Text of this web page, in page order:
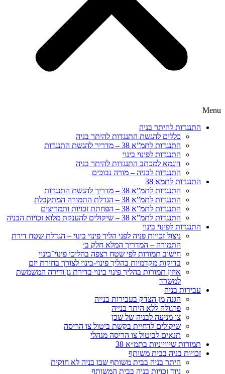
Menu
התנגדות להיתר בניה
כללים להגשת התנגדות להיתר בניה
התנגדות לתמ”א 38 – מדריך להגשת התנגדות
התנגדות לפינוי בינוי
דוגמא למכתב התנגדות להיתר בניה
התנגדות לבניה – מורה נבוכים
התנגדות לתמא 38
התנגדות לתמ”א 38 – מדריך להגשת התנגדות
התנגדות לתמ”א 38 – הגדלת התמורה המתקבלת
התנגדות לתמ”א 38 – הפחתת זכויות ותמריצים
התנגדות לתמ”א 38 – שיקולים להענקת מלוא זכויות הבניה
התנגדות לפינוי בינוי
ניצול זכויות פניה לפני הליך פינוי בינוי – הגדלת שטח דירת
התמורה – המדריך המלא חלק ב׳
חישוב תמורות לפי שטח רצפה בהליכי פינוי־בינוי
בדיקות מקדמיות בהליך פינוי-בינוי לצורך בחירת יזם
איזון תמורות בהליך פינוי בינוי בדירת גן ודירה המשמשת
למשרד
עבירות בניה
הגנה מן הצדק בעבירות בנייה
פרגולה ללא היתר בנייה
צו מניעה לבניה של שכן
שיקולים לדחיית בקשת ביטול צו הריסה
תנאים לביטול צו הריסה מנהלי
תמורות שיוויוניות בתמ״א 38
זכויות בניה בבית משותף
היתר בניה בבית משותף שבו בניה לא חוקית
ניוד זכויות בניה בבית המשותף